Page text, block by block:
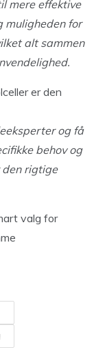
mere effektive
muligheden for
alt sammen
er den
og få
behov og
den rigtige
valg for